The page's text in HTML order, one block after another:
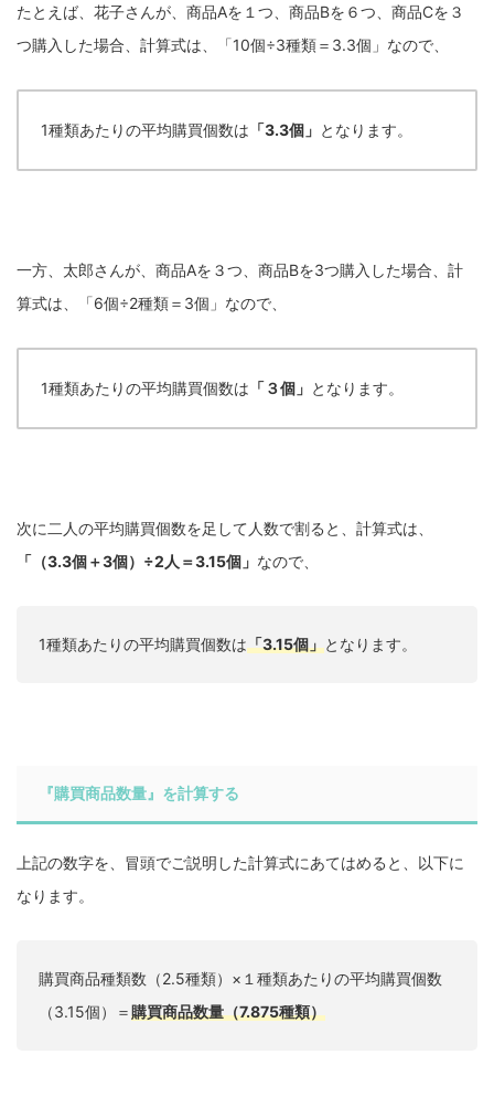
たとえば、花子さんが、商品Aを１つ、商品Bを６つ、商品Cを３
つ購入した場合、計算式は、「10個÷3種類＝3.3個」なので、
1種類あたりの平均購買個数は 「3.3個」 となります。
一方、太郎さんが、商品Aを３つ、商品Bを3つ購入した場合、計
算式は、「6個÷2種類＝3個」なので、
1種類あたりの平均購買個数は 「３個」 となります。
次に二人の平均購買個数を足して人数で割ると、計算式は、
「（3.3個＋3個）÷2人＝3.15個」 なので、
1種類あたりの平均購買個数は「3.15個」となります。
『購買商品数量』を計算する
上記の数字を、冒頭でご説明した計算式にあてはめると、以下に
なります。
購買商品種類数（2.5種類）×１種類あたりの平均購買個数
（3.15個）＝購買商品数量（7.875種類）